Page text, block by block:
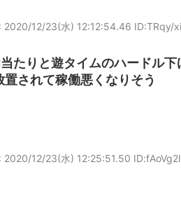
: 2020/12/23(水) 12:12:54.46 ID:TRqy/
たりと遊タイムのハードル
されて稼働悪くなりそう
: 2020/12/23(水) 12:25:51.50